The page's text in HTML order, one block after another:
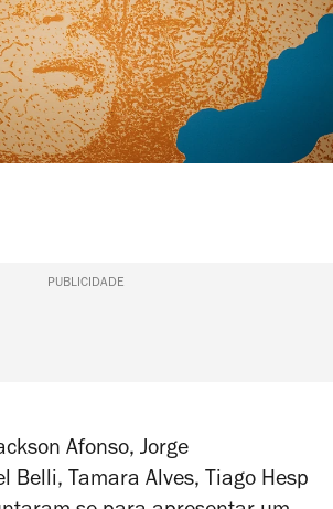
PUBLICIDADE
Afonso, Jorge
Belli, Tamara Alves, Tiago Hesp